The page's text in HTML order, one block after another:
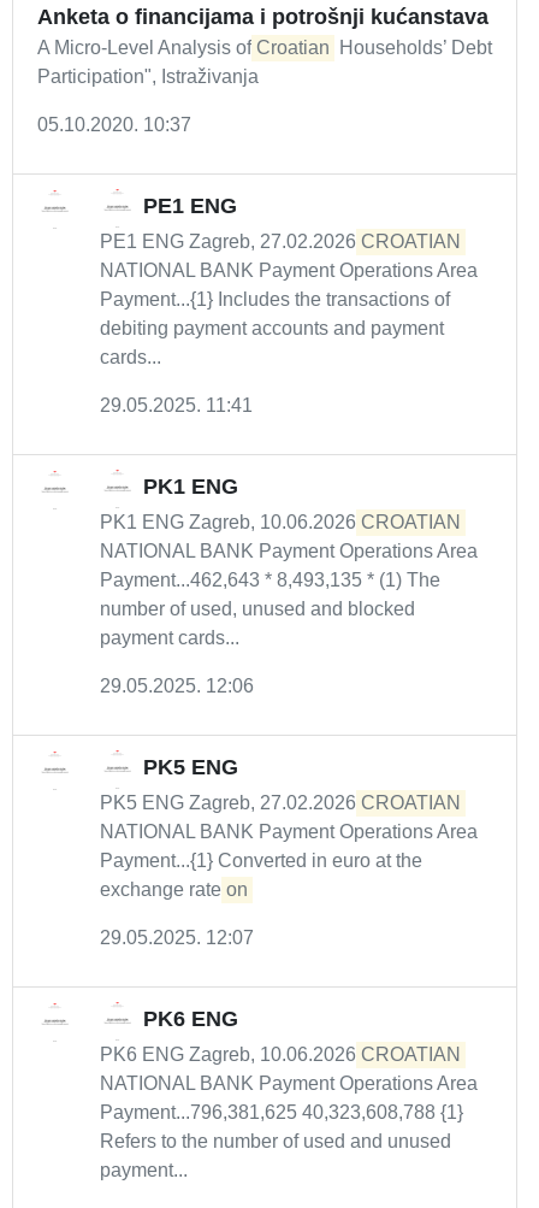
Anketa o financijama i potrošnji kućanstava
A Micro-Level Analysis of Croatian
Households’ Debt
Participation", Istraživanja
05.10.2020. 10:37
PE1 ENG
PE1 ENG Zagreb, 27.02.2026 CROATIAN
NATIONAL BANK Payment Operations Area
Payment...{1} Includes the transactions of
debiting payment accounts and payment
cards...
29.05.2025. 11:41
PK1 ENG
PK1 ENG Zagreb, 10.06.2026 CROATIAN
NATIONAL BANK Payment Operations Area
Payment...462,643 * 8,493,135 * (1) The
number of used, unused and blocked
payment cards...
29.05.2025. 12:06
PK5 ENG
PK5 ENG Zagreb, 27.02.2026 CROATIAN
NATIONAL BANK Payment Operations Area
Payment...{1} Converted in euro at the
exchange rate on
29.05.2025. 12:07
PK6 ENG
PK6 ENG Zagreb, 10.06.2026 CROATIAN
NATIONAL BANK Payment Operations Area
Payment...796,381,625 40,323,608,788 {1}
Refers to the number of used and unused
payment...